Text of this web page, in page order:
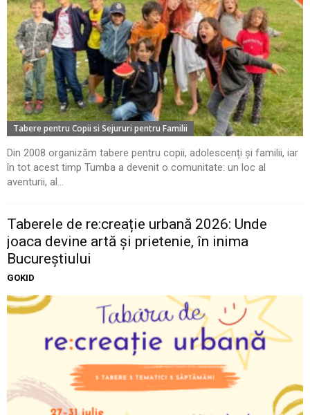
Tabere pentru Copii si Sejururi pentru Familii
Din 2008 organizăm tabere pentru copii, adolescenți și familii, iar
în tot acest timp Tumba a devenit o comunitate: un loc al
aventurii, al...
Taberele de re:creație urbană 2026: Unde
joaca devine artă și prietenie, în inima
Bucureștiului
GOKID